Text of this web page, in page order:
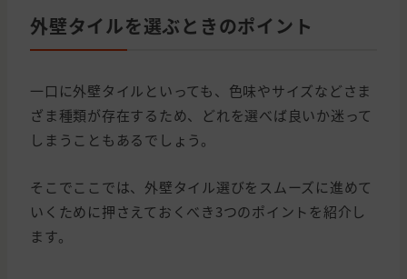
外壁タイルを選ぶときのポイント
一口に外壁タイルといっても、色味やサイズなどさま
ざま種類が存在するため、どれを選べば良いか迷って
しまうこともあるでしょう。
そこでここでは、外壁タイル選びをスムーズに進めて
いくために押さえておくべき3つのポイントを紹介し
ます。